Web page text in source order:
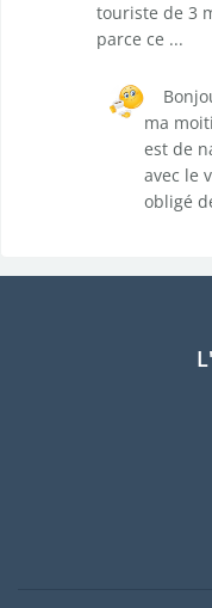
touriste de 3
parce ce ...
ma
est de
avec le
obligé